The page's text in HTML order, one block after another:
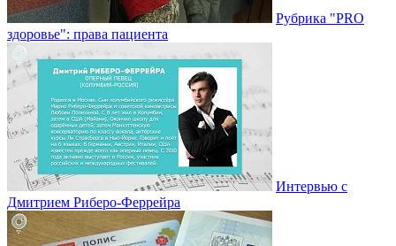
Рубрика "PRO
здоровье": права пациента
Интервью с
Дмитрием Риберо-Феррейра